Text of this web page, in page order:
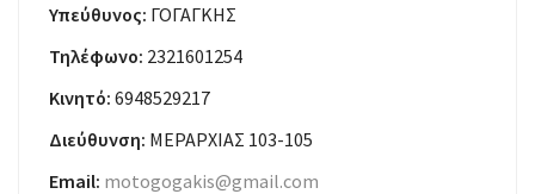
Υπεύθυνος: ΓΟΓΑΓΚΗΣ
Τηλέφωνο: 2321601254
Κινητό: 6948529217
Διεύθυνση: ΜΕΡΑΡΧΙΑΣ 103-105
Email: motogogakis@gmail.com